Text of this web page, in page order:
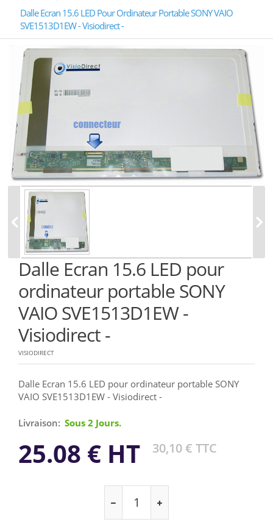
Dalle Ecran 15.6 LED Pour Ordinateur Portable SONY VAIO
SVE1513D1EW - Visiodirect -
Dalle Ecran 15.6 LED pour
ordinateur portable SONY
VAIO SVE1513D1EW -
Visiodirect -
VISIODIRECT
Dalle Ecran 15.6 LED pour ordinateur portable SONY
VAIO SVE1513D1EW - Visiodirect -
Livraison: Sous 2 Jours.
25.08 € HT 30,10 € TTC